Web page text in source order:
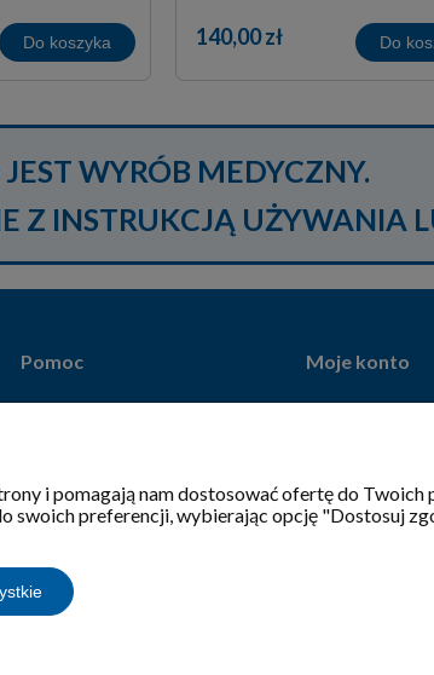
Do koszyka 140,00 zł Do
WYRÓB MEDYCZNY.
Z INSTRUKCJĄ UŻYWANIA
Pomoc
Regulamin
Odstąp od umowy
Dostawa i płatność
Kontakt
Moje konto
Twoje
i pomagają nam dostosować ofertę do
swoich preferencji, wybierając opcję "Dostosuj